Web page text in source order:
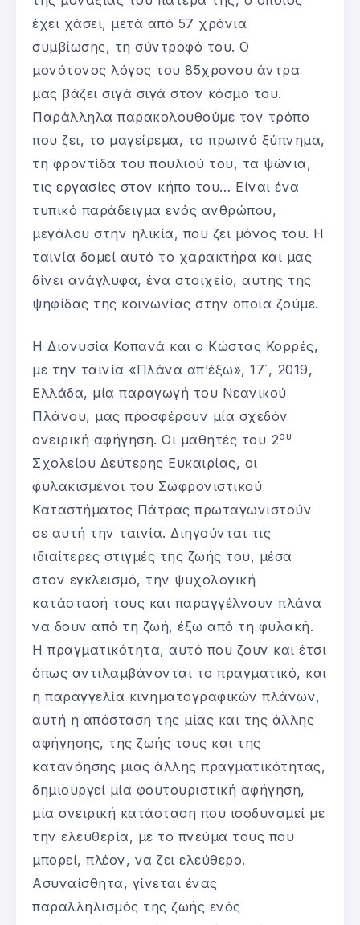
έχει χάσει, μετά από 57 χρόνια
συμβίωσης, τη σύντροφό του. Ο
μονότονος λόγος του 85χρονου άντρα
μας βάζει σιγά σιγά στον κόσμο του.
Παράλληλα παρακολουθούμε τον τρόπο
που ζει, το μαγείρεμα, το πρωινό ξύπνημα,
τη φροντίδα του πουλιού του, τα ψώνια,
τις εργασίες στον κήπο του… Είναι ένα
τυπικό παράδειγμα ενός ανθρώπου,
μεγάλου στην ηλικία, που ζει μόνος του. Η
ταινία δομεί αυτό το χαρακτήρα και μας
δίνει ανάγλυφα, ένα στοιχείο, αυτής της
ψηφίδας της κοινωνίας στην οποία ζούμε.
Η Διονυσία Κοπανά και ο Κώστας Κορρές,
με την ταινία «Πλάνα απ’έξω», 17΄, 2019,
Ελλάδα, μία παραγωγή του Νεανικού
Πλάνου, μας προσφέρουν μία σχεδόν
ονειρική αφήγηση. Οι μαθητές του 2ου
Σχολείου Δεύτερης Ευκαιρίας, οι
φυλακισμένοι του Σωφρονιστικού
Καταστήματος Πάτρας πρωταγωνιστούν
σε αυτή την ταινία. Διηγούνται τις
ιδιαίτερες στιγμές της ζωής του, μέσα
στον εγκλεισμό, την ψυχολογική
κατάστασή τους και παραγγέλνουν πλάνα
να δουν από τη ζωή, έξω από τη φυλακή.
Η πραγματικότητα, αυτό που ζουν και έτσι
όπως αντιλαμβάνονται το πραγματικό, και
η παραγγελία κινηματογραφικών πλάνων,
αυτή η απόσταση της μίας και της άλλης
αφήγησης, της ζωής τους και της
κατανόησης μιας άλλης πραγματικότητας,
δημιουργεί μία φουτουριστική αφήγηση,
μία ονειρική κατάσταση που ισοδυναμεί με
την ελευθερία, με το πνεύμα τους που
μπορεί, πλέον, να ζει ελεύθερο.
Ασυναίσθητα, γίνεται ένας
παραλληλισμός της ζωής ενός